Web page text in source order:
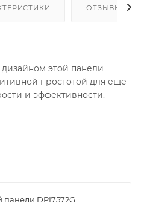
ОТЗЫВЫ
этой панели
простотой для еще
и эффективности.
DPI7572G